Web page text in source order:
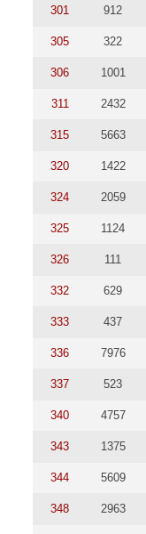
301 912
305 322
306 1001
311 2432
315 5663
320 1422
324 2059
325 1124
326 111
332 629
333 437
336 7976
337 523
340 4757
343 1375
344 5609
348 2963